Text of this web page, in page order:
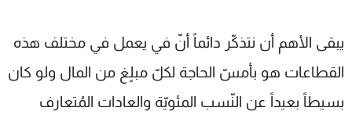
يبقى الأهم أن نتذكّر دائماً أنّ في يعمل في مختلف هذه
القطاعات هو بأمسّ الحاجة لكلّ مبلٍغ من المال ولو كان
بسيطاً بعيداً عن النّسب المئويّة والعادات المُتعارف